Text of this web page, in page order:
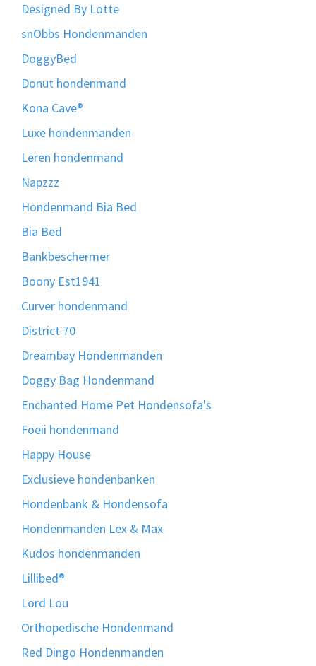
Designed By Lotte
snObbs Hondenmanden
DoggyBed
Donut hondenmand
Kona Cave®
Luxe hondenmanden
Leren hondenmand
Napzzz
Hondenmand Bia Bed
Bia Bed
Bankbeschermer
Boony Est1941
Curver hondenmand
District 70
Dreambay Hondenmanden
Doggy Bag Hondenmand
Enchanted Home Pet Hondensofa's
Foeii hondenmand
Happy House
Exclusieve hondenbanken
Hondenbank & Hondensofa
Hondenmanden Lex & Max
Kudos hondenmanden
Lillibed®
Lord Lou
Orthopedische Hondenmand
Red Dingo Hondenmanden